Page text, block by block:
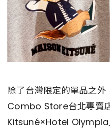
除了台灣限定的單品之
Combo Store台北專賣
Kitsuné×Hotel Olympia